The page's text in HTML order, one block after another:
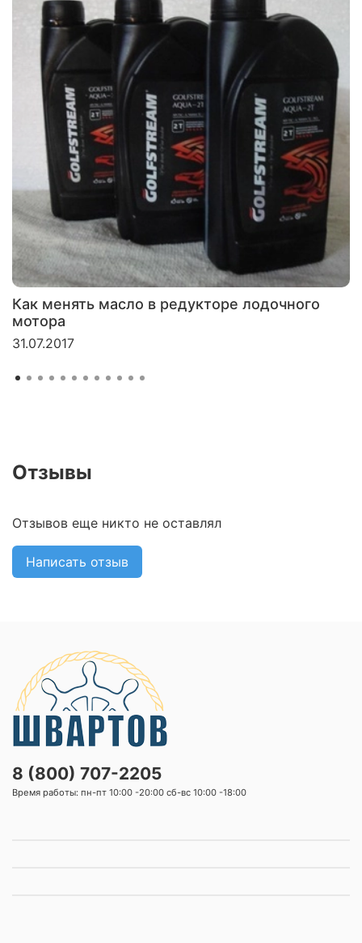
Как менять масло в редукторе лодочного
мотора
31.07.2017
Отзывы
Отзывов еще никто не оставлял
Написать отзыв
8 (800) 707-2205
Время работы: пн-пт 10:00 -20:00 сб-вс 10:00 -18:00